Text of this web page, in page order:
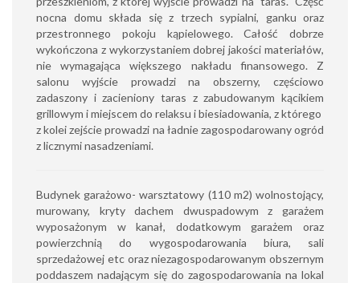
nocna domu składa się z trzech sypialni, ganku oraz
przestronnego pokoju kąpielowego. Całość dobrze
wykończona z wykorzystaniem dobrej jakości materiałów,
nie wymagająca większego nakładu finansowego. Z
salonu wyjście prowadzi na obszerny, częściowo
zadaszony i zacieniony taras z zabudowanym kącikiem
grillowym i miejscem do relaksu i biesiadowania, z którego
z kolei zejście prowadzi na ładnie zagospodarowany ogród
z licznymi nasadzeniami.
Budynek garażowo- warsztatowy (110 m2) wolnostojący,
murowany, kryty dachem dwuspadowym z garażem
wyposażonym w kanał, dodatkowym garażem oraz
powierzchnią do wygospodarowania biura, sali
sprzedażowej etc oraz niezagospodarowanym obszernym
poddaszem nadającym się do zagospodarowania na lokal